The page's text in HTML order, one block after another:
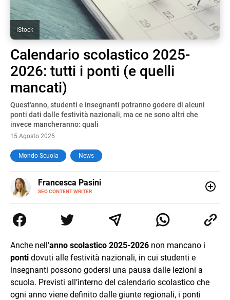
iStock
Calendario scolastico 2025-
2026: tutti i ponti (e quelli
mancati)
Quest'anno, studenti e insegnanti potranno godere di alcuni
ponti dati dalle festività nazionali, ma ce ne sono altri che
invece mancheranno: quali
15 Agosto 2025
Mondo Scuola News
Francesca Pasini
SEO CONTENT WRITER
E-
MAIL
le diverse sfumature dell'informazione e quelle storie di
vita che parlano di luoghi, viaggi unici, cultura e lifestyle,
Anche nell’anno scolastico 2025-2026 non mancano i
ponti dovuti alle festività nazionali, in cui studenti e
insegnanti possono godersi una pausa dalle lezioni a
scuola. Previsti all’interno del calendario scolastico che
ogni anno viene definito dalle giunte regionali, i ponti